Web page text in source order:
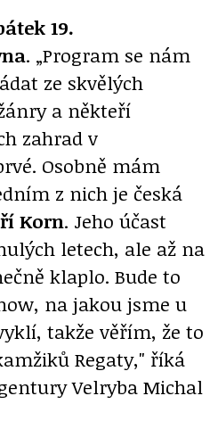
19.
. „Program se nám
ze skvělých
a někteří
zahrad v
Osobně mám
z nich je česká
Korn. Jeho účast
letech, ale až na
klaplo. Bude to
na jakou jsme u
takže věřím, že to
Regaty," říká
Velryba Michal